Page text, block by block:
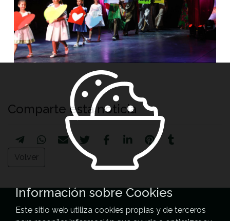
Comparte esta noticia
Volver
Información sobre Cookies
Este sitio web utiliza cookies propias y de terceros